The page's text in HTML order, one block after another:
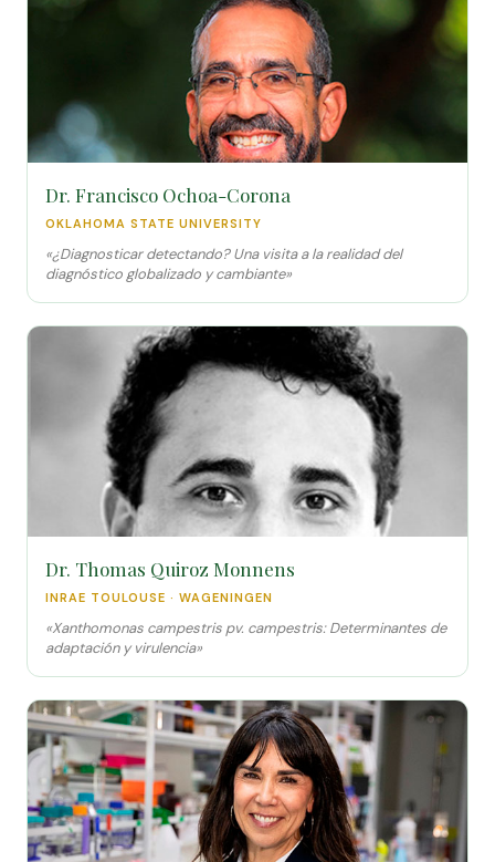
Dr. Francisco Ochoa-Corona
OKLAHOMA STATE UNIVERSITY
«¿Diagnosticar detectando? Una visita a la realidad del
diagnóstico globalizado y cambiante»
Dr. Thomas Quiroz Monnens
INRAE TOULOUSE · WAGENINGEN
«Xanthomonas campestris pv. campestris: Determinantes de
adaptación y virulencia»